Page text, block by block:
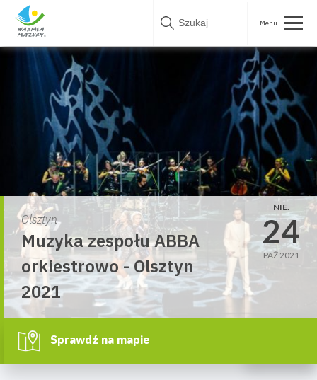
Skip
Olsztyn
Muzyka zespołu ABBA
orkiestrowo - Olsztyn
2021
NIE.
24
PAŹ 2021
Sprawdź na mapie